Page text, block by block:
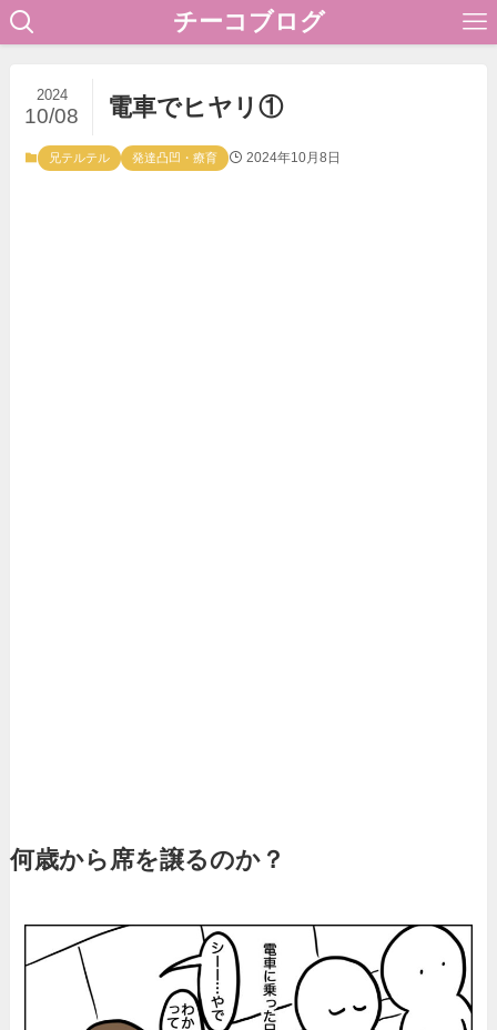
チーコブログ
電車でヒヤリ①
2024
10/08
兄テルテル 発達凸凹・療育 2024年10月8日
何歳から席を譲るのか？